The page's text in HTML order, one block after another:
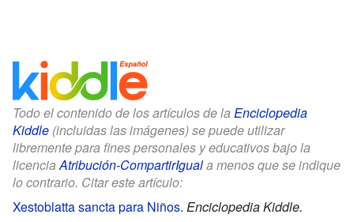
Todo el contenido de los artículos de la Enciclopedia
Kiddle (incluidas las imágenes) se puede utilizar
libremente para fines personales y educativos bajo la
licenciaAtribución-CompartirIguala menos que se indique
lo contrario. Citar este artículo:
Xestoblatta sancta para Niños. Enciclopedia Kiddle.